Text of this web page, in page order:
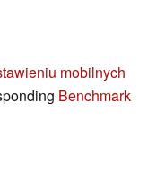
mobilnych
Benchmark